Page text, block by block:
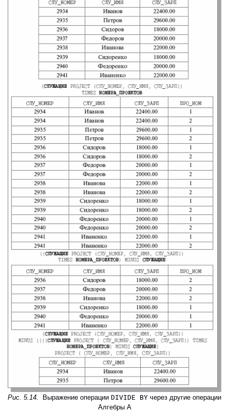
Рис. 5.14. Выражение операции DIVIDE BY через другие операции
Алгебры A